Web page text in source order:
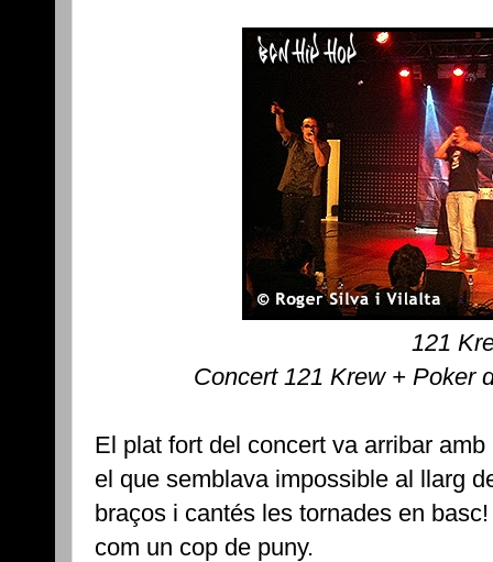
121
Concert 121 Krew + Poker
El plat fort del concert va arribar amb
el que semblava impossible al llarg
braços i cantés les tornades en
com un cop de puny.